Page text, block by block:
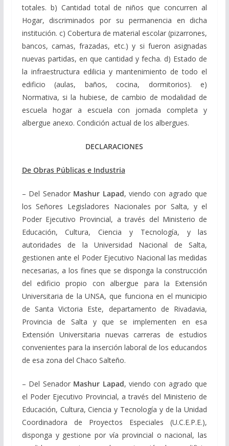
totales. b) Cantidad total de niños que concurren al
Hogar, discriminados por su permanencia en dicha
institución. c) Cobertura de material escolar (pizarrones,
bancos, camas, frazadas, etc.) y si fueron asignadas
nuevas partidas, en que cantidad y fecha. d) Estado de
la infraestructura edilicia y mantenimiento de todo el
edificio (aulas, baños, cocina, dormitorios). e)
Normativa, si la hubiese, de cambio de modalidad de
escuela hogar a escuela con jornada completa y
albergue anexo. Condición actual de los albergues.
DECLARACIONES
De Obras Públicas e Industria
– Del Senador Mashur Lapad, viendo con agrado que
los Señores Legisladores Nacionales por Salta, y el
Poder Ejecutivo Provincial, a través del Ministerio de
Educación, Cultura, Ciencia y Tecnología, y las
autoridades de la Universidad Nacional de Salta,
gestionen ante el Poder Ejecutivo Nacional las medidas
necesarias, a los fines que se disponga la construcción
del edificio propio con albergue para la Extensión
Universitaria de la UNSA, que funciona en el municipio
de Santa Victoria Este, departamento de Rivadavia,
Provincia de Salta y que se implementen en esa
Extensión Universitaria nuevas carreras de estudios
convenientes para la inserción laboral de los educandos
de esa zona del Chaco Salteño.
– Del Senador Mashur Lapad, viendo con agrado que
el Poder Ejecutivo Provincial, a través del Ministerio de
Educación, Cultura, Ciencia y Tecnología y de la Unidad
Coordinadora de Proyectos Especiales (U.C.E.P.E.),
disponga y gestione por vía provincial o nacional, las